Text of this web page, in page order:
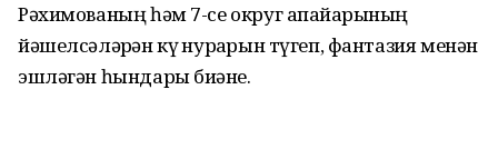
Рәхимованың һәм 7-се округ апайҙарының
йәшелсәләрҙән күҙ нурҙарын түгеп, фантазия менән
эшләгән һындары биҙәне.